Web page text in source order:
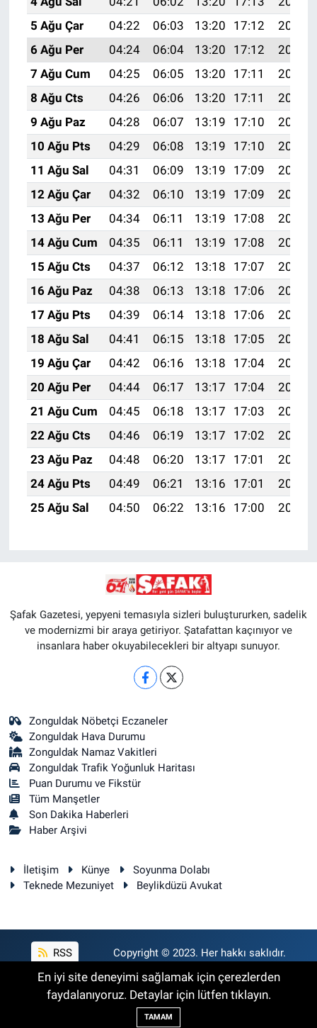
5 Ağu Çar
04:22 06:03 13:20 17:12
20:27
6 Ağu Per
04:24 06:04 13:20 17:12
20:26
7 Ağu Cum
04:25 06:05 13:20 17:11
20:25
8 Ağu Cts
04:26 06:06 13:20 17:11
20:24
9 Ağu Paz
04:28 06:07 13:19 17:10
20:22
10 Ağu Pts
04:29 06:08 13:19 17:10
20:21
11 Ağu Sal
04:31 06:09 13:19 17:09
20:20
12 Ağu Çar
04:32 06:10 13:19 17:09
20:18
13 Ağu Per
04:34 06:11 13:19 17:08
20:17
14 Ağu Cum
04:35 06:11 13:19 17:08
20:16
15 Ağu Cts
04:37 06:12 13:18 17:07
20:14
16 Ağu Paz
04:38 06:13 13:18 17:06
20:13
17 Ağu Pts
04:39 06:14 13:18 17:06
20:12
18 Ağu Sal
04:41 06:15 13:18 17:05
20:10
19 Ağu Çar
04:42 06:16 13:18 17:04
20:09
20 Ağu Per
04:44 06:17 13:17 17:04
20:07
21 Ağu Cum
04:45 06:18 13:17 17:03
20:06
22 Ağu Cts
04:46 06:19 13:17 17:02
20:05
23 Ağu Paz
04:48 06:20 13:17 17:01
20:03
24 Ağu Pts
04:49 06:21 13:16 17:01
20:02
25 Ağu Sal
04:50 06:22 13:16 17:00 20:00
Şafak Gazetesi, yepyeni temasıyla sizleri buluştururken, sadelik
ve modernizmi bir araya getiriyor. Şatafattan kaçınıyor ve
insanlara haber okuyabilecekleri bir altyapı sunuyor.
Zonguldak Nöbetçi Eczaneler
Zonguldak Hava Durumu
Zonguldak Namaz Vakitleri
Zonguldak Trafik Yoğunluk Haritası
Puan Durumu ve Fikstür
Tüm Manşetler
Son Dakika Haberleri
Haber Arşivi
İletişim Künye
Soyunma Dolabı
Teknede Mezuniyet
Beylikdüzü Avukat
RSS Copyright © 2023. Her hakkı saklıdır.
Haber Yazılımı:TE Bilişim
En iyi site deneyimi sağlamak için çerezlerden
faydalanıyoruz. Detaylar için lütfen tıklayın.
TAMAM